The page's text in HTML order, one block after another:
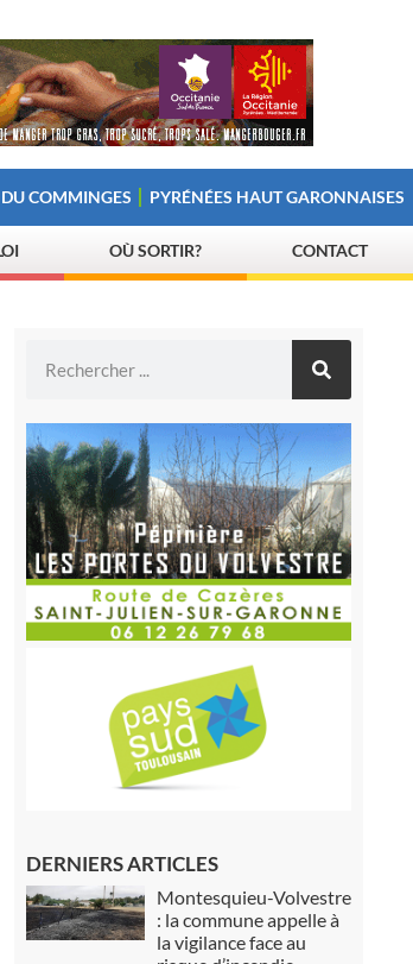
COMMINGES PYRÉNÉES HAUT GARONNAISES
OÙ SORTIR? CONTACT
DERNIERS ARTICLES
Montesquieu-Volvestre
: la commune appelle à
la vigilance face au